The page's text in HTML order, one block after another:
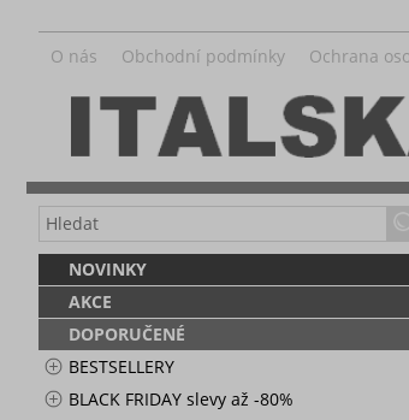
O nás Obchodní podmínky Ochrana
NOVINKY
AKCE
DOPORUČENÉ
BESTSELLERY
BLACK FRIDAY slevy až -80%